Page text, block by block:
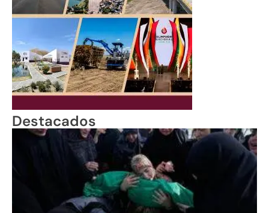
Destacados